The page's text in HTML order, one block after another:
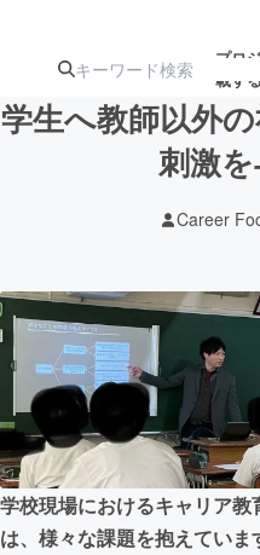
プロ
載す
ジェクト
アート・写真
テクノロジー・ガ
映像・映画
ビジネス・起業
学生へ教師以外
刺激
Career
学校現場におけるキャリア教
は、様々な課題を抱えていま